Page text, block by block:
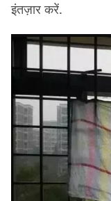
इंतज़ार करें.